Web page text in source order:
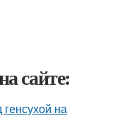
сайте:
на